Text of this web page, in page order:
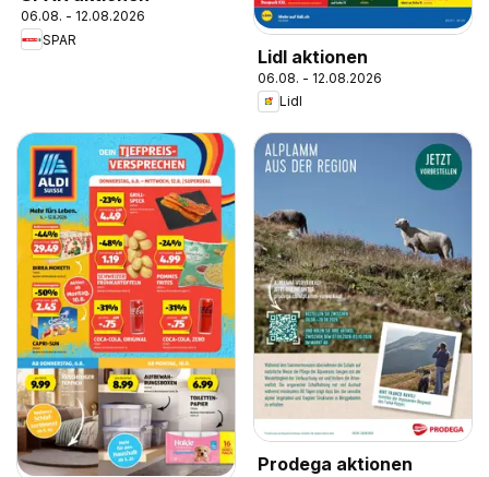
06.08. - 12.08.2026
SPAR
Lidl aktionen
06.08. - 12.08.2026
Lidl
Prodega aktionen